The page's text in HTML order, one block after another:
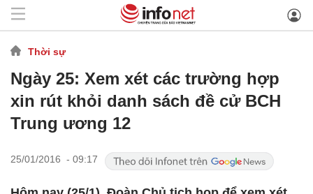
Thời sự
Ngày 25: Xem xét các trường hợp
xin rút khỏi danh sách đề cử BCH
Trung ương 12
25/01/2016 - 09:17